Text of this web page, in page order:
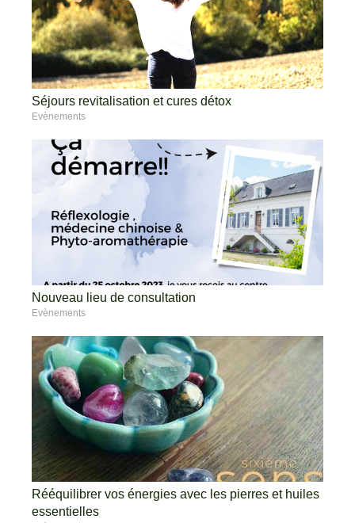
Séjours revitalisation et cures détox
Evènements
Nouveau lieu de consultation
Evènements
Rééquilibrer vos énergies avec les pierres et huiles
essentielles